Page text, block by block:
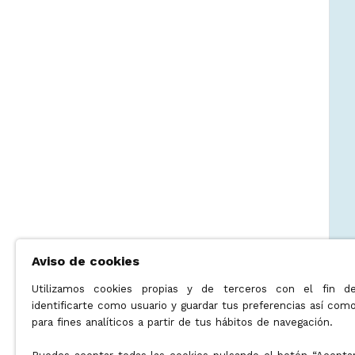
Aviso de cookies
Utilizamos cookies propias y de terceros con el fin
identificarte como usuario y guardar tus preferencias así
para fines analíticos a partir de tus hábitos de navegación.